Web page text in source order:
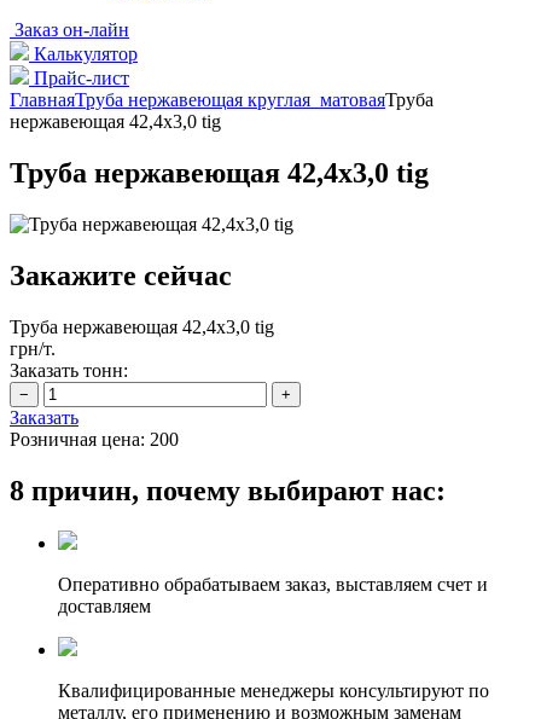
Заказ он-лайн
Калькулятор
Прайс-лист
ГлавнаяТруба нержавеющая круглая матоваяТруба
нержавеющая 42,4х3,0 tig
Труба нержавеющая 42,4х3,0 tig
Закажите сейчас
Труба нержавеющая 42,4х3,0 tig
грн/т.
Заказать тонн:
Заказать
Розничная цена: 200
8 причин, почему выбирают нас:
Оперативно обрабатываем заказ, выставляем счет и
доставляем
Квалифицированные менеджеры консультируют по
металлу, его применению и возможным заменам